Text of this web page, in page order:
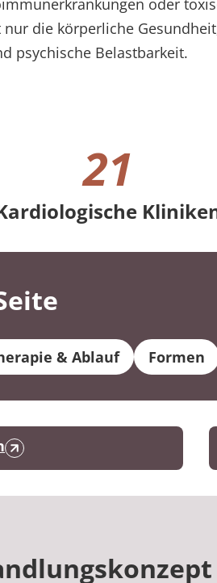
oder
die körperliche
psychische Belastbarkeit.
21
& Ablauf Formen